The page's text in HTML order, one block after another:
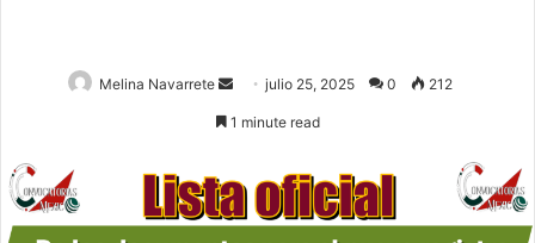
Melina Navarrete
e
a
n
julio 25, 2025 0 212
1 minute read